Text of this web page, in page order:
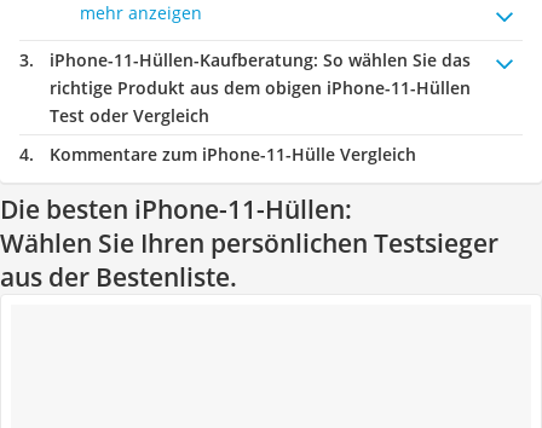
mehr anzeigen
iPhone-11-Hüllen-Kaufberatung: So wählen Sie das
richtige Produkt aus dem obigen iPhone-11-Hüllen
Test oder Vergleich
Kommentare zum iPhone-11-Hülle Vergleich
Die besten iPhone-11-Hüllen:
Wählen Sie Ihren persönlichen Testsieger
aus der Bestenliste.